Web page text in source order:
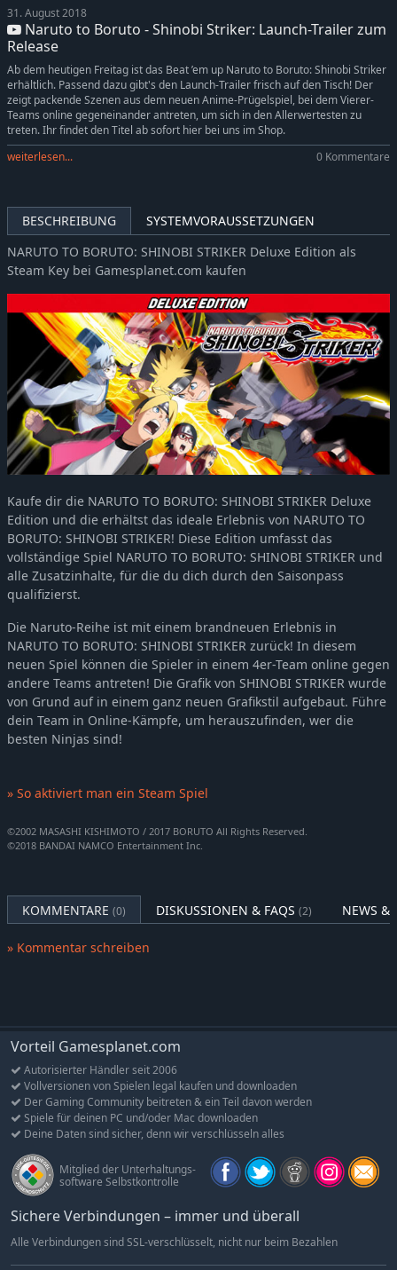
31. August 2018
Naruto to Boruto - Shinobi Striker: Launch-Trailer zum
Release
Ab dem heutigen Freitag ist das Beat ’em up Naruto to Boruto: Shinobi Striker
erhältlich. Passend dazu gibt's den Launch-Trailer frisch auf den Tisch! Der
zeigt packende Szenen aus dem neuen Anime-Prügelspiel, bei dem Vierer-
Teams online gegeneinander antreten, um sich in den Allerwertesten zu
treten. Ihr findet den Titel ab sofort hier bei uns im Shop.
weiterlesen...
0 Kommentare
BESCHREIBUNG
SYSTEMVORAUSSETZUNGEN
NARUTO TO BORUTO: SHINOBI STRIKER Deluxe Edition als
Steam Key bei Gamesplanet.com kaufen
Kaufe dir die NARUTO TO BORUTO: SHINOBI STRIKER Deluxe
Edition und die erhältst das ideale Erlebnis von NARUTO TO
BORUTO: SHINOBI STRIKER! Diese Edition umfasst das
vollständige Spiel NARUTO TO BORUTO: SHINOBI STRIKER und
alle Zusatzinhalte, für die du dich durch den Saisonpass
qualifizierst.
Die Naruto-Reihe ist mit einem brandneuen Erlebnis in
NARUTO TO BORUTO: SHINOBI STRIKER zurück! In diesem
neuen Spiel können die Spieler in einem 4er-Team online gegen
andere Teams antreten! Die Grafik von SHINOBI STRIKER wurde
von Grund auf in einem ganz neuen Grafikstil aufgebaut. Führe
dein Team in Online-Kämpfe, um herauszufinden, wer die
besten Ninjas sind!
» So aktiviert man ein Steam Spiel
©2002 MASASHI KISHIMOTO / 2017 BORUTO All Rights Reserved.
©2018 BANDAI NAMCO Entertainment Inc.
KOMMENTARE (0) DISKUSSIONEN & FAQS (2) NEWS &
» Kommentar schreiben
Vorteil Gamesplanet.com
Autorisierter Händler seit 2006
Vollversionen von Spielen legal kaufen und downloaden
Der Gaming Community beitreten & ein Teil davon werden
Spiele für deinen PC und/oder Mac downloaden
Deine Daten sind sicher, denn wir verschlüsseln alles
Mitglied der Unterhaltungs-
software Selbstkontrolle
Sichere Verbindungen – immer und überall
Alle Verbindungen sind SSL-verschlüsselt, nicht nur beim Bezahlen